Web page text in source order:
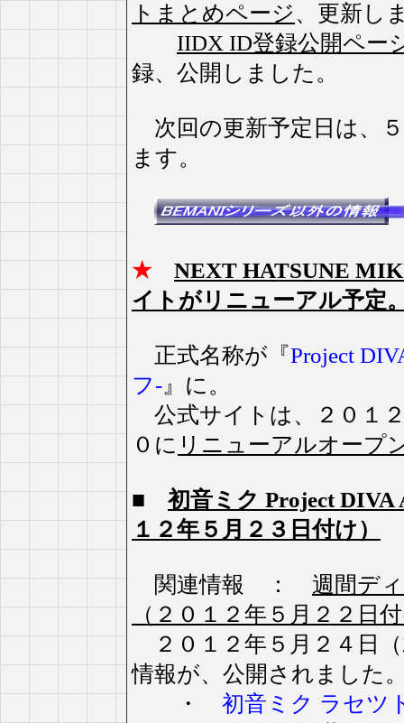
トまとめページ、更新し
IIDX ID登録公開ペー
録、公開しました。
次回の更新予定日は、
ます。
★
NEXT HATSUNE
イトがリニューアル予定
正式名称が『Project
フ- 』に。
公式サイトは、２０１
０に リニューアルオープ
■ 初音ミク Project DIVA
１２年５月２３日付け）
関連情報 ： 週間デ
（２０１２年５月２２日
２０１２年５月２４日
情報が、公開されました
・ 初音ミク ラセツ